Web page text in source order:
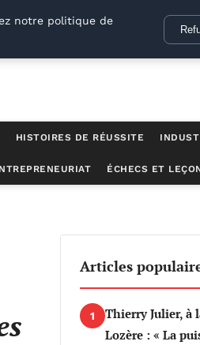
HISTOIRES DE RÉUSSITE
ÉCHECS ET
en Tunisie
Articles
1
Thierry Julier, à
Lozère : « La
notre politique de